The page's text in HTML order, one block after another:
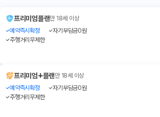
프리미엄플랜만 18세 이상
예약즉시확정
자기부담금0원
주행거리무제한
프리미엄+플랜만 18세 이상
예약즉시확정
자기부담금0원
주행거리무제한